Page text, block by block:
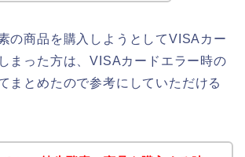
の商品を購入しようとしてVISAカー
まった方は、VISAカードエラー時の
まとめたので参考にしていただける